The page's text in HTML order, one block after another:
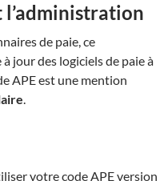
l’administration
de paie, ce
jour des logiciels de paie à
APE est une mention
.
votre code APE version